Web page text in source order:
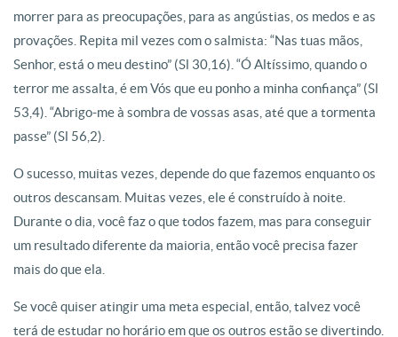
morrer para as preocupações, para as angústias, os medos e as
provações. Repita mil vezes com o salmista: “Nas tuas mãos,
Senhor, está o meu destino” (Sl 30,16). “Ó Altíssimo, quando o
terror me assalta, é em Vós que eu ponho a minha confiança” (Sl
53,4). “Abrigo-me à sombra de vossas asas, até que a tormenta
passe” (Sl 56,2).
O sucesso, muitas vezes, depende do que fazemos enquanto os
outros descansam. Muitas vezes, ele é construído à noite.
Durante o dia, você faz o que todos fazem, mas para conseguir
um resultado diferente da maioria, então você precisa fazer
mais do que ela.
Se você quiser atingir uma meta especial, então, talvez você
terá de estudar no horário em que os outros estão se divertindo.